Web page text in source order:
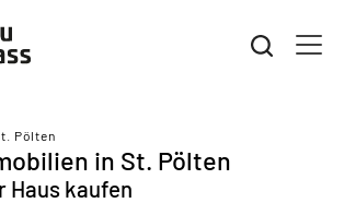
Pölten
in St. Pölten
Haus kaufen